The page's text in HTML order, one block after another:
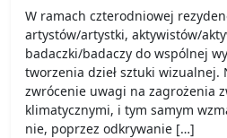
W ramach czterodniowej
artystów/artystki, aktywistów/
badaczki/badaczy do wspólnej
tworzenia dzieł sztuki wizualnej.
zwrócenie uwagi na zagrożenia
klimatycznymi, i tym samym
nie, poprzez odkrywanie […]